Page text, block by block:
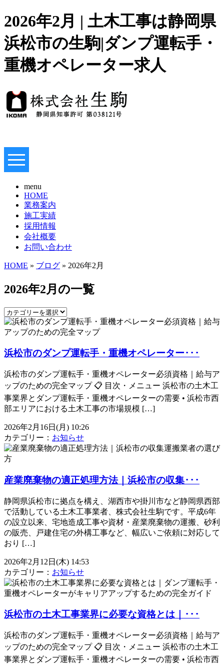
2026年2月 | 土木工事は静岡県
浜松市の生駒|ダンプ運転手・
重機オペレーター求人
menu
HOME
業務案内
施工実績
採用情報
会社概要
お問い合わせ
HOME » ブログ » 2026年2月
2026年2月の一覧
浜松市のダンプ運転手・重機オペレーター･･･
浜松市のダンプ運転手・重機オペレーター必須資格｜給与ア
ップのための完全マップ 📋 目次・メニュー 浜松市の土木工
事業界とダンプ運転手・重機オペレーターの需要 • 浜松市西
部エリアにおける土木工事の市場規模 […]
2026年2月16日(月) 10:26
カテゴリー： お知らせ
産業廃棄物の適正処理方法｜浜松市の収集･･･
静岡県浜松市に拠点を構え、湖西市や掛川市など静岡県西部
で活動している土木工事業者、株式会社生駒です。平成6年
の設立以来、宅地造成工事や資材・産業廃棄物の運搬、砂利
の販売、戸建住宅の外構工事など、幅広いご依頼に対応して
おり […]
2026年2月12日(木) 14:53
カテゴリー： お知らせ
浜松市の土木工事業界に必要な資格とは｜･･･
浜松市のダンプ運転手・重機オペレーター必須資格｜給与ア
ップのための完全マップ 📋 目次・メニュー 浜松市の土木工
事業界とダンプ運転手・重機オペレーターの需要 • 浜松市西